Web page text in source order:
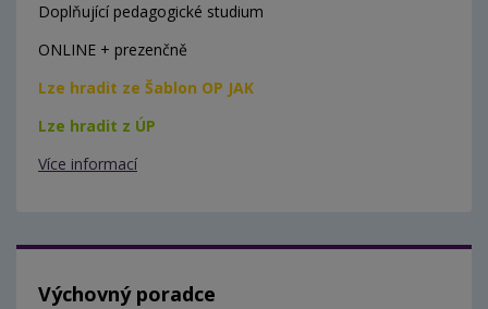
Doplňující pedagogické studium
ONLINE + prezenčně
Lze hradit ze Šablon OP JAK
Lze hradit z ÚP
Více informací
Výchovný poradce